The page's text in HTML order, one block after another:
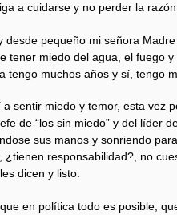
a cuidarse y no perder la
desde pequeño mi señora
tener miedo del agua, el fuego y
tengo muchos años y sí, tengo
a sentir miedo y temor, esta vez
de “los sin miedo” y del líder
sus manos y sonriendo
¿tienen responsabilidad?, no
dicen y listo.
en política todo es posible,